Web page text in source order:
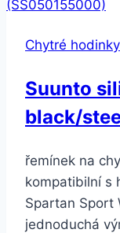
Chytré hodinky
Suunto
black/
řemínek na
kompatibilní s
Spartan Sport
jednoduchá